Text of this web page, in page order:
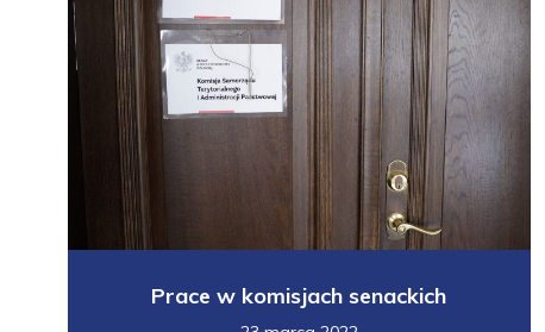
Prace w komisjach senackich